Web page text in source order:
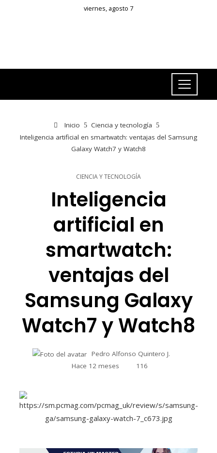
viernes, agosto 7
Inicio
Ciencia y tecnología
Inteligencia artificial en smartwatch: ventajas del Samsung
Galaxy Watch7 y Watch8
CIENCIA Y TECNOLOGÍA
Inteligencia
artificial en
smartwatch:
ventajas del
Samsung Galaxy
Watch7 y Watch8
Pedro Alfonso Quintero J.
Hace 12 meses
116